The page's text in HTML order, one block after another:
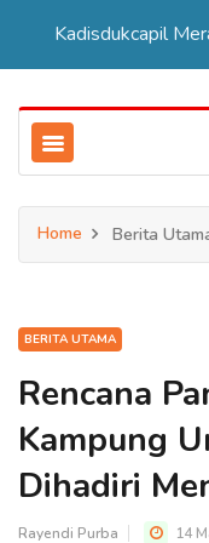
Home Berita
BERITA UTAMA
Rencana
Kampung
Dihadiri
Rayendi Purba 14